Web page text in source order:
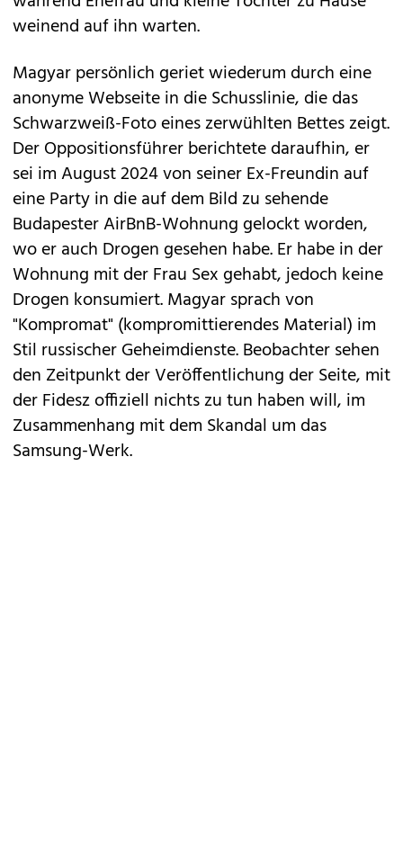
weinend auf ihn warten.
Magyar persönlich geriet wiederum durch eine
anonyme Webseite in die Schusslinie, die das
Schwarzweiß-Foto eines zerwühlten Bettes zeigt.
Der Oppositionsführer berichtete daraufhin, er
sei im August 2024 von seiner Ex-Freundin auf
eine Party in die auf dem Bild zu sehende
Budapester AirBnB-Wohnung gelockt worden,
wo er auch Drogen gesehen habe. Er habe in der
Wohnung mit der Frau Sex gehabt, jedoch keine
Drogen konsumiert. Magyar sprach von
"Kompromat" (kompromittierendes Material) im
Stil russischer Geheimdienste. Beobachter sehen
den Zeitpunkt der Veröffentlichung der Seite, mit
der Fidesz offiziell nichts zu tun haben will, im
Zusammenhang mit dem Skandal um das
Samsung-Werk.